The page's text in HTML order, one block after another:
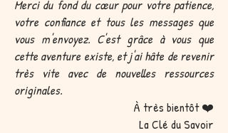
Merci du fond du cœur pour votre patience,
votre confiance et tous les messages que
vous m'envoyez. C'est grâce à vous que
cette aventure existe, et j'ai hâte de revenir
très vite avec de nouvelles ressources
originales.
À très bientôt ❤️
La Clé du Savoir